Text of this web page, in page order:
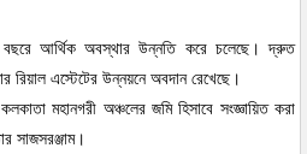
আর্থিক অবস্থার উন্নতি করে চলেছে। দ্রুত
রিয়াল এস্টেটের উন্নয়নে অবদান রেখেছে।
মহানগরী অঞ্চলের জমি হিসাবে সংজ্ঞায়িত করা
সাজসরঞ্জাম।